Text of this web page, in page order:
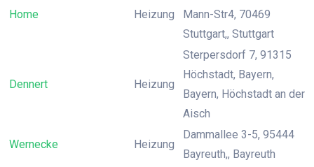
Home Heizung
Mann-Str4, 70469
Stuttgart,, Stuttgart
Dennert Heizung
Sterpersdorf 7, 91315
Höchstadt, Bayern,
Bayern, Höchstadt an der
Aisch
Wernecke Heizung
Dammallee 3-5, 95444
Bayreuth,, Bayreuth